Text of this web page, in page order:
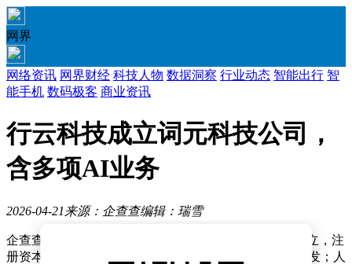
网界
网络资讯 网界财经 科技人物 数据洞察 行业动态 智能出行 智
能手机 数码极客 商业资讯
行云科技成立词元科技公司，
含多项AI业务
2026-04-21 来源：企查查编辑：瑞雪
企查查APP显示，近日，杭州行云词元科技有限公司成立，注
册资本5000万元，经营范围包含：人工智能基础软件开发；人